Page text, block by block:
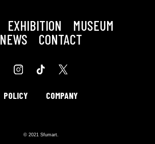
EXHIBITION
MUSEUM
NEWS
CONTACT
POLICY COMPANY
© 2021 Sfumart.